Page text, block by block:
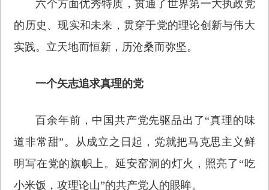
六个方面优秀特质，贯通了世界第一大执政党
的历史、现实和未来，贯穿于党的理论创新与伟大
实践。立天地而恒新，历沧桑而弥坚。
一个矢志追求真理的党
百余年前，中国共产党先驱品出了“真理的味
道非常甜”。从成立之日起，党就把马克思主义鲜
明写在党的旗帜上。延安窑洞的灯火，照亮了“吃
小米饭，攻理论山”的共产党人的眼眸。